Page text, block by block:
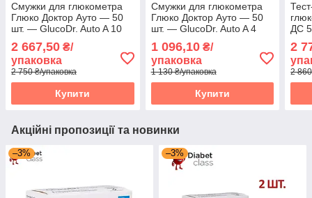
Смужки для глюкометра
Глюко Доктор Ауто — 50
шт. — GlucoDr. Auto A 10
паковань
2 667,50 ₴/
упаковка
2 750 ₴/упаковка
Купити
Смужки для глюкометра
Глюко Доктор Ауто — 50
шт. — GlucoDr. Auto A 4
пачки
1 096,10₴/
упаковка
1 130 ₴/упаковка
Купити
ДС
2
2
Акційні пропозиції та новинки
–3% –3%